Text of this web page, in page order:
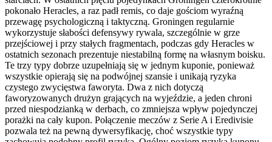
pokonało Heracles, a raz padł remis, co daje gościom wyraźną
przewagę psychologiczną i taktyczną. Groningen regularnie
wykorzystuje słabości defensywy rywala, szczególnie w grze
przejściowej i przy stałych fragmentach, podczas gdy Heracles w
ostatnich sezonach prezentuje niestabilną formę na własnym boisku.
Te trzy typy dobrze uzupełniają się w jednym kuponie, ponieważ
wszystkie opierają się na podwójnej szansie i unikają ryzyka
czystego zwycięstwa faworyta. Dwa z nich dotyczą
faworyzowanych drużyn grających na wyjeździe, a jeden chroni
przed niespodzianką w derbach, co zmniejsza wpływ pojedynczej
porażki na cały kupon. Połączenie meczów z Serie A i Eredivisie
pozwala też na pewną dywersyfikację, choć wszystkie typy